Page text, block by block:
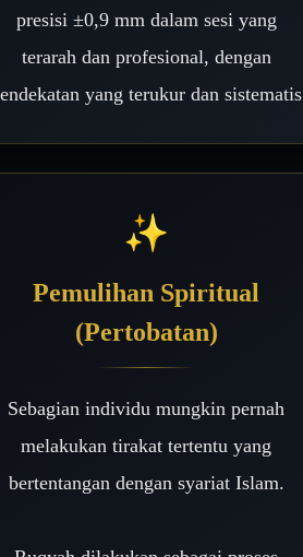
presisi ±0,9 mm dalam sesi yang
terarah dan profesional, dengan
yang terukur dan sistematis
✨
Pemulihan Spiritual
(Pertobatan)
Sebagian individu mungkin pernah
melakukan tirakat tertentu yang
bertentangan dengan syariat Islam.